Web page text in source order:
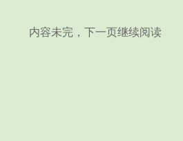
内容未完，下一页继续阅读